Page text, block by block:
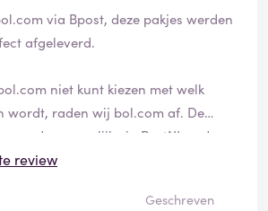
bestelling bij bol.com.
voor een prijs van 130€ wil je
die aan alle kanten beschadigd is.
wij de tafel terug stuuren.
maken (ongeveer 1,5u werk),
via Bpost, deze pakjes werden
afgeleverd.
niet kunt kiezen met welk
wordt, raden wij bol.com af. De
worden namelijk via PostNL gedaan.
review
Geschreven